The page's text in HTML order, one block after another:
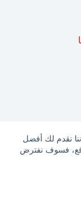
نقدم لك أفضل
فسوف نفترض